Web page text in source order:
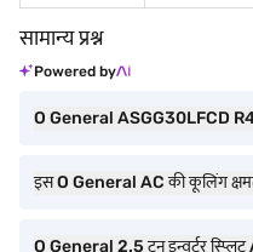
सामान्य प्रश्न
Powered by
O General ASGG30LFCD
इस O General AC की कूलिंग
O General 2.5 टन इन्वर्टर स्प्लिट